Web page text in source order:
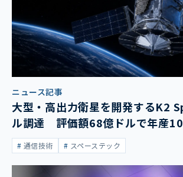
ニュース記事
大型・高出力衛星を開発するK2
ル調達 評価額68億ドルで年産
通信技術 スペーステック